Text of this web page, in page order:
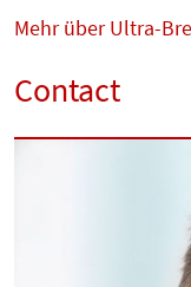
Mehr über Ultra-
Contact